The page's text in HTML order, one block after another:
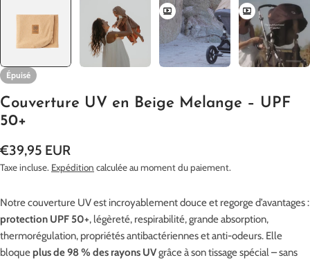
Épuisé
Couverture UV en Beige Melange – UPF
50+
Prix
€39,95 EUR
Taxe incluse. Expédition calculée au moment du paiement.
Notre couverture UV est incroyablement douce et regorge d’avantages :
protection UPF 50+, légèreté, respirabilité, grande absorption,
thermorégulation, propriétés antibactériennes et anti-odeurs. Elle
bloque plus de 98 % des rayons UVgrâce à son tissage spécial – sans